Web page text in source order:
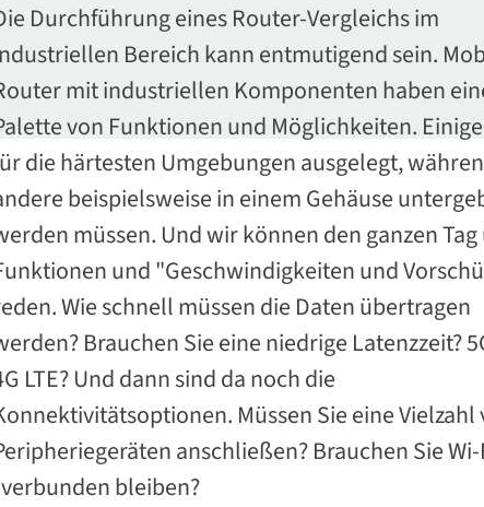
Durchführung eines Router-Vergleichs im
Bereich kann entmutigend sein.
mit industriellen Komponenten haben
von Funktionen und Möglichkeiten.
die härtesten Umgebungen ausgelegt,
beispielsweise in einem Gehäuse
müssen. Und wir können den ganzen
und "Geschwindigkeiten und
Wie schnell müssen die Daten übertragen
Brauchen Sie eine niedrige Latenzzeit?
LTE? Und dann sind da noch die
Müssen Sie eine Vielzahl
anschließen? Brauchen Sie Wi-
bleiben?